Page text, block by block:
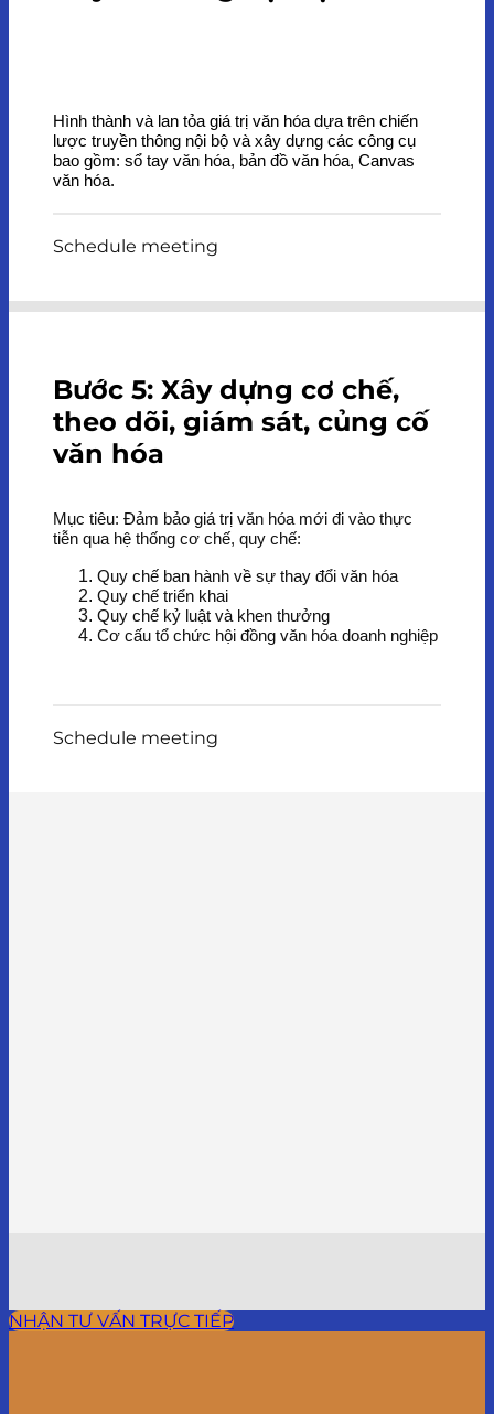
Hình thành và lan tỏa giá trị văn hóa dựa trên chiến
lược truyền thông nội bộ và xây dựng các công cụ
bao gồm: sổ tay văn hóa, bản đồ văn hóa, Canvas
văn hóa.
Schedule meeting
Bước 5: Xây dựng cơ chế,
theo dõi, giám sát, củng cố
văn hóa
Mục tiêu: Đảm bảo giá trị văn hóa mới đi vào thực
tiễn qua hệ thống cơ chế, quy chế:
Quy chế ban hành về sự thay đổi văn hóa
Quy chế triển khai
Quy chế kỷ luật và khen thưởng
Cơ cấu tổ chức hội đồng văn hóa doanh nghiệp
Schedule meeting
NHẬN TƯ VẤN TRỰC TIẾP